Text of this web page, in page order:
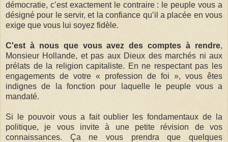
démocratie, c’est exactement le contraire : le peuple vous a
désigné pour le servir, et la confiance qu’il a placée en vous
exige que vous lui soyez fidèle.
C'est à nous que vous avez des comptes à rendre,
Monsieur Hollande, et pas aux Dieux des marchés ni aux
prélats de la religion capitaliste. En ne respectant pas les
engagements de votre « profession de foi », vous êtes
indignes de la fonction pour laquelle le peuple vous a
mandaté.
Si le pouvoir vous a fait oublier les fondamentaux de la
politique, je vous invite à une petite révision de vos
connaissances. Ça ne vous prendra que quelques